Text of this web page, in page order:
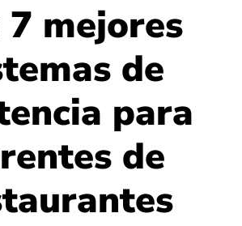
7 mejores
de
para
de